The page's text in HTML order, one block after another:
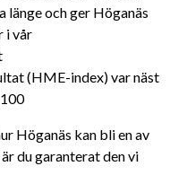
länge och ger Höganäs
i vår
(HME-index) var näst
Höganäs kan bli en av
du garanterat den vi